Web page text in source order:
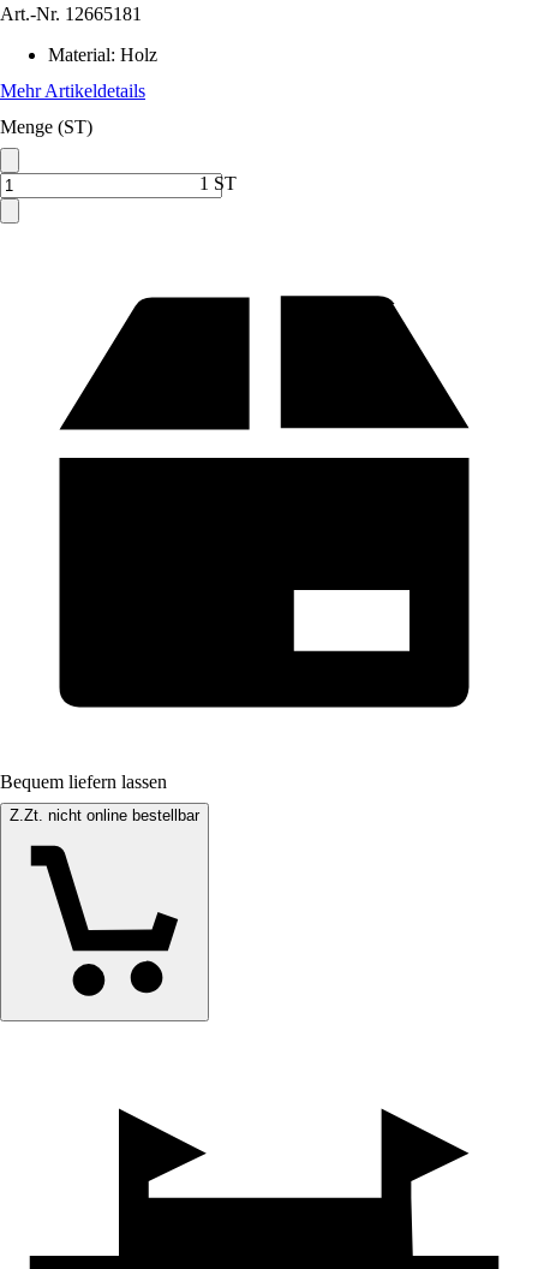
Art.-Nr. 12665181
Material: Holz
Mehr Artikeldetails
Menge (ST)
1 ST
Bequem liefern lassen
Z.Zt. nicht online bestellbar